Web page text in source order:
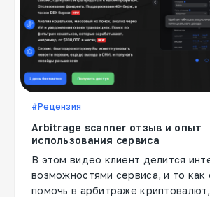
#Рецензия
Arbitrage scanner отзыв и опыт
использования сервиса
В этом видео клиент делится
возможностями сервиса, и то
помочь в арбитраже